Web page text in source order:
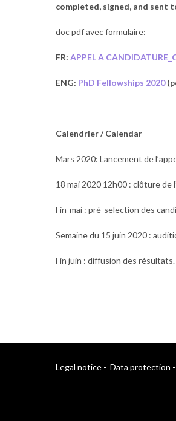
completed, signed, and sent
doc pdf avec formulaire:
FR: APPEL A
ENG: PhD Fellowships 2020
Calendrier / Calendar
Mars 2020: Lancement de
18 mai 2020 12h00 : clôture de
Fin-mai : pré-selection des
Semaine du 15 juin 2020 :
Fin juin : diffusion des
Legal notice - Data protection -